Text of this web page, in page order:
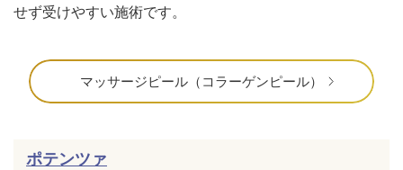
せず受けやすい施術です。
マッサージピール（コラーゲンピール）
ポテンツァ